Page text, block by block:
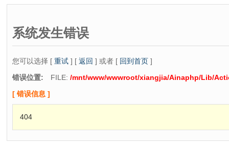
系统发生错误
您可以选择 [ 重试 ] [ 返回 ] 或者 [ 回到首页 ]
错误位置: FILE: /mnt/www/wwwroot/xiangjia/Ainaphp/Lib/
[ 错误信息 ]
404